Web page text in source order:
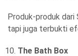
Produk-produk dari
tapi juga terbukti
The Bath Box